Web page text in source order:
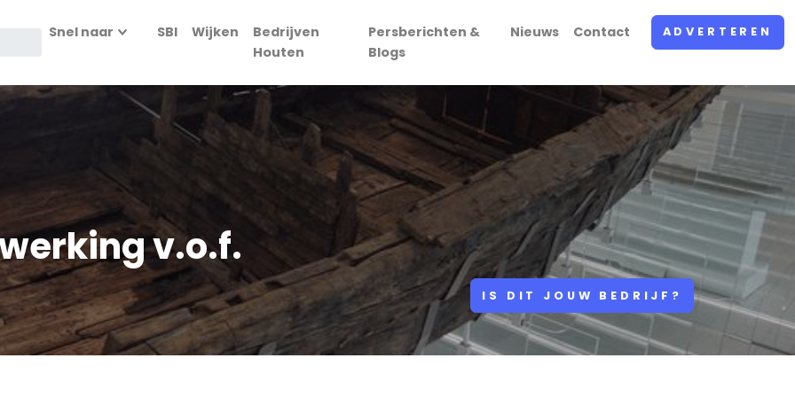
Snel naar SBI Wijken
Bedrijven
Houten
Persberichten &
Blogs
Nieuws Contact ADVERTEREN
v.o.f.
IS DIT JOUW BEDRIJF?